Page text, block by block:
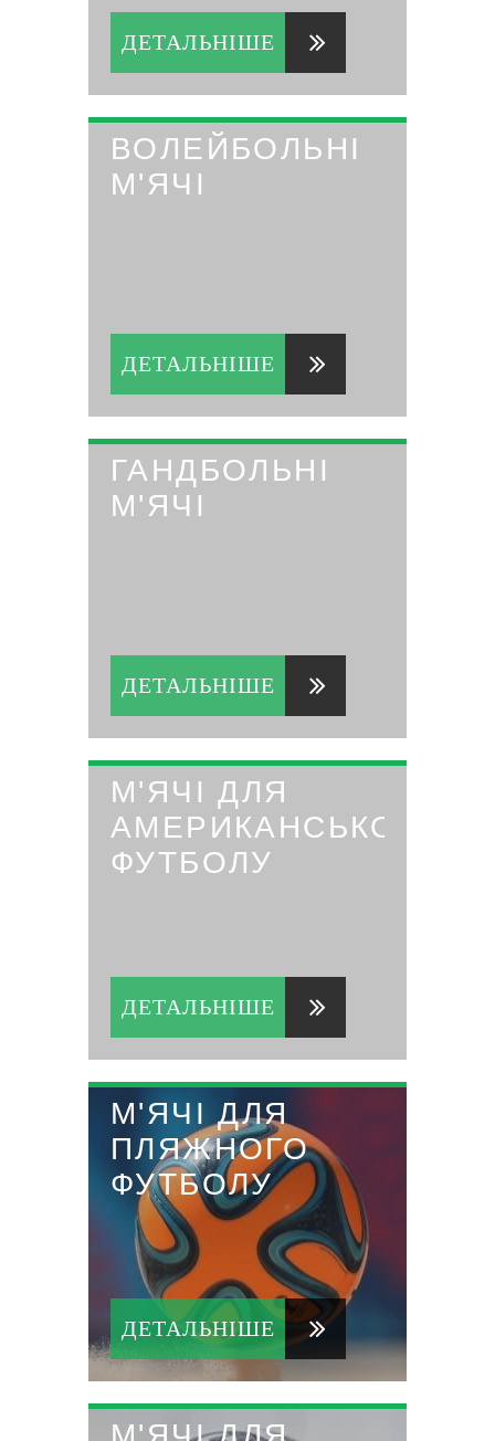
ДЕТАЛЬНІШЕ
ВОЛЕЙБОЛЬНІ
М'ЯЧІ
ДЕТАЛЬНІШЕ
ГАНДБОЛЬНІ
М'ЯЧІ
ДЕТАЛЬНІШЕ
М'ЯЧІ ДЛЯ
АМЕРИКАНСЬКОГО
ФУТБОЛУ
ДЕТАЛЬНІШЕ
М'ЯЧІ ДЛЯ
ПЛЯЖНОГО
ФУТБОЛУ
ДЕТАЛЬНІШЕ